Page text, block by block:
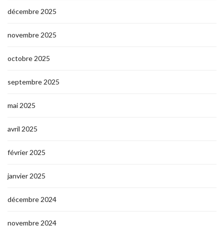
décembre 2025
novembre 2025
octobre 2025
septembre 2025
mai 2025
avril 2025
février 2025
janvier 2025
décembre 2024
novembre 2024